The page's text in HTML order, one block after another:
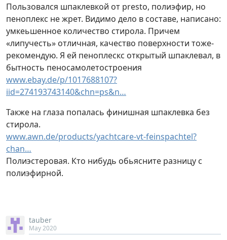
Пользовался шпаклевкой от presto, полиэфир, но
пеноплекс не жрет. Видимо дело в составе, написано:
умкеьшенное количество стирола. Причем
«липучесть» отличная, качество поверхности тоже-
рекомендую. Я ей пеноплескс открытый шпаклевал, в
бытность пеносамолетостроения
www.ebay.de/p/1017688107?
iid=274193743140&chn=ps&n…
Также на глаза попалась финишная шпаклевка без
стирола.
www.awn.de/products/yachtcare-vt-feinspachtel?
chan…
Полиэстеровая. Кто нибудь обьясните разницу с
полиэфирной.
tauber
May 2020